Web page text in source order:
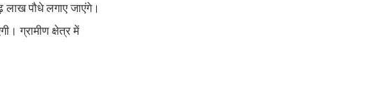
पौधे लगाए जाएंगे।
ग्रामीण क्षेत्र में